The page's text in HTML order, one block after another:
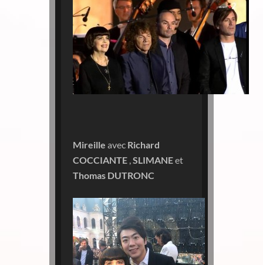
Mireille avec Richard
COCCIANTE ,SLIMANEet
Thomas DUTRONC